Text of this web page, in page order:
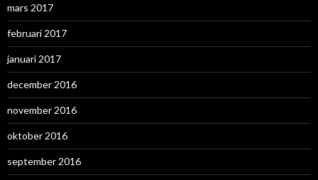
mars 2017
februari 2017
januari 2017
december 2016
november 2016
oktober 2016
september 2016